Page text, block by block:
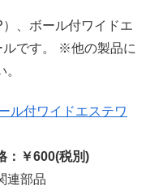
、ボール付ワイドエ
ルです。 ※他の製品に
ル付ワイドエステワ
：￥600(税別)
連部品